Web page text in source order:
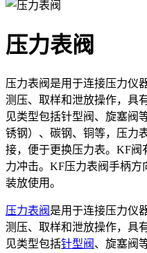
压力表阀
压力表阀是用于连接压力仪
测压、取样和泄放操作，具
见类型包括针型阀、旋塞阀
锈钢）、碳钢、铜等，压力
接，便于更换压力表。KF阀
力冲击。KF压力表阀手柄
装放使用。
压力表阀 是用于连接压力仪
测压、取样和泄放操作，具
见类型包括针型阀 、旋塞阀